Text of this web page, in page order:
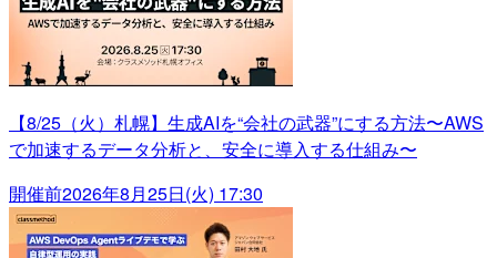
【8/25（火）札幌】生成AIを“会社の武器”にする方法〜AWS
で加速するデータ分析と、安全に導入する仕組み〜
開催前2026年8月25日(火) 17:30